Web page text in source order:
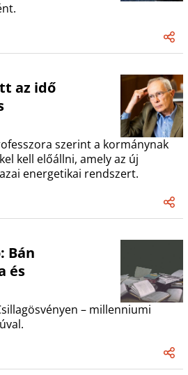
az idő
szerint a kormánynak
kell előállni, amely az új
energetikai rendszert.
Bán
és
– millenniumi